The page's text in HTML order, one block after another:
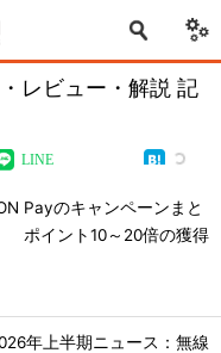
レビュー・解説 記
LINE
Payのキャンペーンまと
ポイント10～20倍の獲得
年上半期ニュース：無線